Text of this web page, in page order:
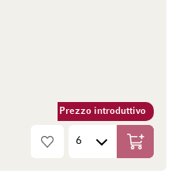
Prezzo introduttivo